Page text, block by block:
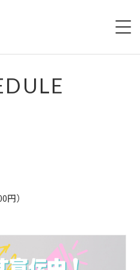
INFO
）